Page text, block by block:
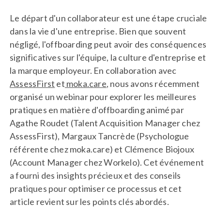
Le départ d'un collaborateur est une étape cruciale
dans la vie d'une entreprise. Bien que souvent
négligé, l'offboarding peut avoir des conséquences
significatives sur l'équipe, la culture d'entreprise et
la marque employeur. En collaboration avec
AssessFirst et moka.care, nous avons récemment
organisé un webinar pour explorer les meilleures
pratiques en matière d'offboarding animé par
Agathe Roudet (Talent Acquisition Manager chez
AssessFirst), Margaux Tancrède (Psychologue
référente chez moka.care) et Clémence Biojoux
(Account Manager chez Workelo). Cet événement
a fourni des insights précieux et des conseils
pratiques pour optimiser ce processus et cet
article revient sur les points clés abordés.